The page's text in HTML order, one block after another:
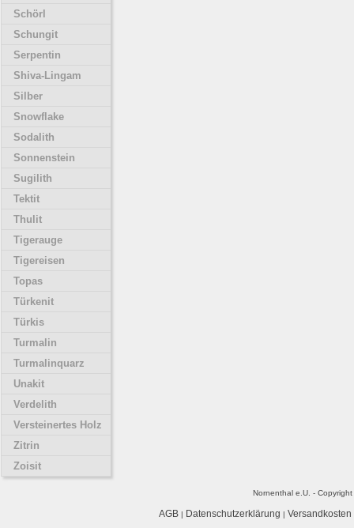
Schörl
Schungit
Serpentin
Shiva-Lingam
Silber
Snowflake
Sodalith
Sonnenstein
Sugilith
Tektit
Thulit
Tigerauge
Tigereisen
Topas
Türkenit
Türkis
Turmalin
Turmalinquarz
Unakit
Verdelith
Versteinertes Holz
Zitrin
Zoisit
Nornenthal e.U. -
AGB| Datenschutzerklärung | Versandkosten